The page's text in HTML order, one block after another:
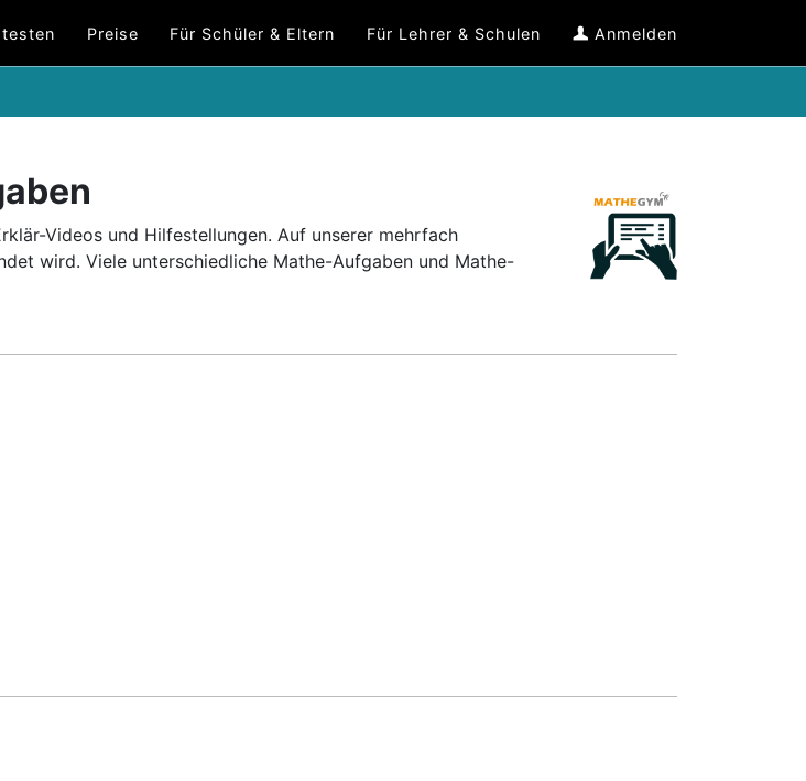
Preise Für Schüler & Eltern Für Lehrer & Schulen Anmelden
Videos und Hilfestellungen. Auf unserer mehrfach
wird. Viele unterschiedliche Mathe-Aufgaben und Mathe-